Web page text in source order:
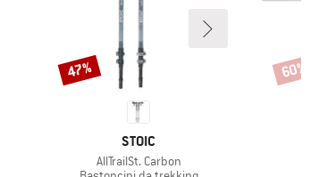
MARCHIO
STOIC
Articolo
AllTrailSt. Carbon
Sconto
47% 60%